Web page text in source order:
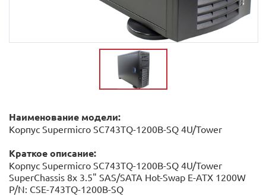
Наименование модели:
Корпус Supermicro SC743TQ-1200B-SQ 4U/Tower
Краткое описание:
Корпус Supermicro SC743TQ-1200B-SQ 4U/Tower
SuperChassis 8x 3.5" SAS/SATA Hot-Swap E-ATX 1200W
P/N: CSE-743TQ-1200B-SQ